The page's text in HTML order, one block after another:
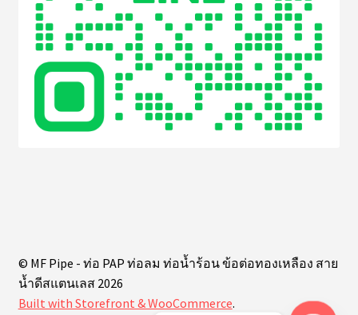
© MF Pipe - ท่อ PAP ท่อลม ท่อน้ำร้อน ข้อต่อทองเหลือง สาย
น้ำดีสแตนเลส 2026
Built with Storefront & WooCommerce.